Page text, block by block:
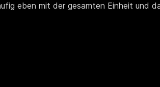
eben mit der gesamten Einheit und